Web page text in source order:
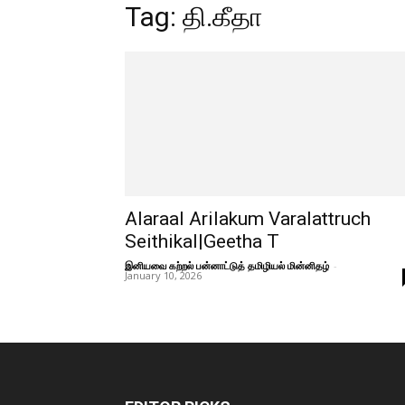
Tag: தி.கீதா
Alaraal Arilakum Varalattruch
Seithikal|Geetha T
இனியவை கற்றல் பன்னாட்டுத் தமிழியல் மின்னிதழ் -
January 10, 2026